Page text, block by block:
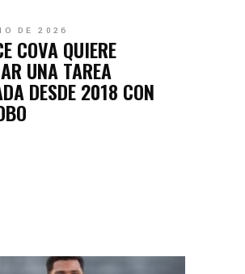
DE 2026
COVA QUIERE
UNA TAREA
DESDE 2018 CON